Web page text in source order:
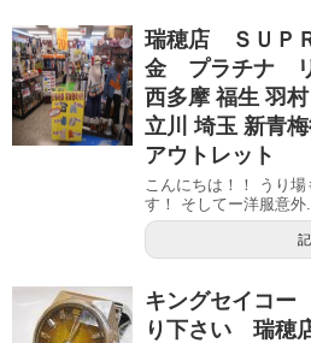
瑞穂店 ＳＵＰ
金 プラチナ リ
西多摩 福生 羽
立川 埼玉 新青
アウトレット
こんにちは！！ うり
す！ そしてー洋服意外...
キングセイコ
り下さい 瑞穂